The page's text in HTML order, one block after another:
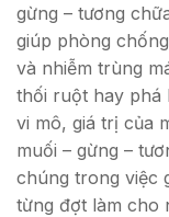
gừng – tương
giúp phòng
và nhiễm trùng
thối ruột hay phá
vi mô, giá trị của
muối – gừng –
chúng trong việc
từng đợt làm cho